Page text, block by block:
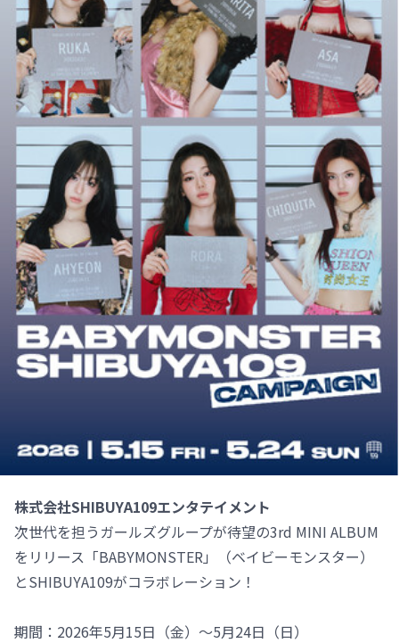
株式会社SHIBUYA109エンタテイメント
次世代を担うガールズグループが待望の3rd MINI ALBUM
をリリース「BABYMONSTER」（ベイビーモンスター）
とSHIBUYA109がコラボレーション！
期間：2026年5月15日（金）～5月24日（日）